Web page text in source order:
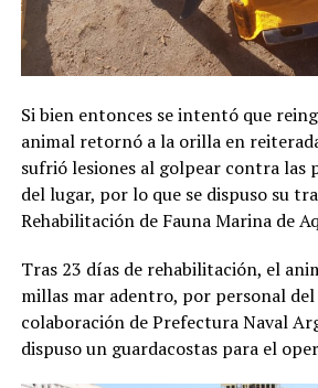
Si bien entonces se intentó que
animal retornó a la orilla en
sufrió lesiones al golpear contra las
del lugar, por lo que se dispuso su
Rehabilitación de Fauna Marina de
Tras 23 días de rehabilitación, el
millas mar adentro, por personal
colaboración de Prefectura Naval
dispuso un guardacostas para el